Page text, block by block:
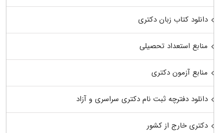
دانلود کتاب زبان دکتری
منابع استعداد تحصیلی
منابع آزمون دکتری
دانلود دفترچه ثبت نام دکتری سراسری و آزاد
دکتری خارج از کشور